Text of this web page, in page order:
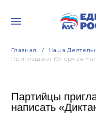
Главная Наша
Приглашают Югорчан
Партийцы
написать